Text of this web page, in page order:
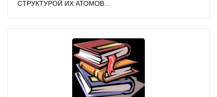
СТРУКТУРОЙ ИХ АТОМОВ...